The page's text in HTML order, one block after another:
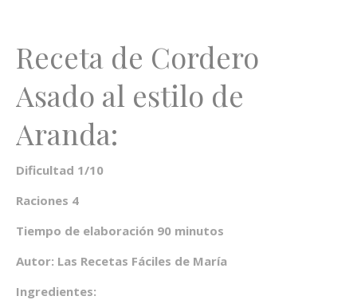
Receta de Cordero
Asado al estilo de
Aranda:
Dificultad 1/10
Raciones 4
Tiempo de elaboración 90 minutos
Autor: Las Recetas Fáciles de María
Ingredientes: